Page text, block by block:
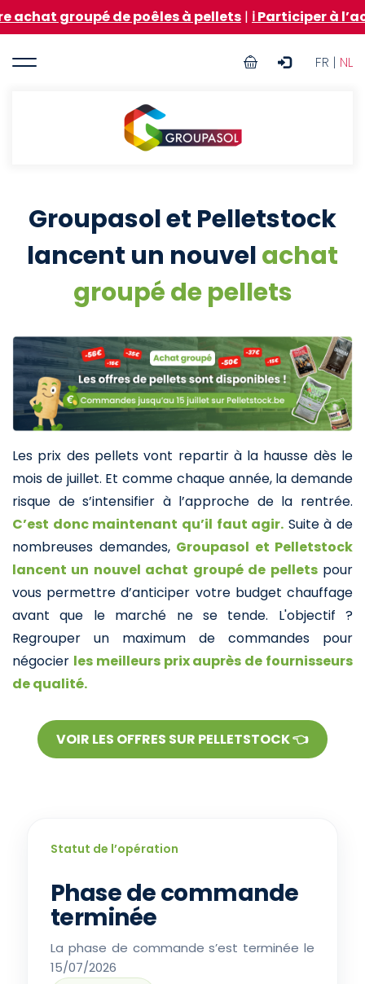
au
principal
de poêles à pellets| ℹ️ Participer à l’achat
FR | NL
User
Groupasol
Groupasol et Pelletstock
lancent un nouvelachat
groupé de pellets
Les prix des pellets vont repartir à la hausse dès le
mois de juillet. Et comme chaque année, la demande
risque de s’intensifier à l’approche de la rentrée.
C’est donc maintenant qu’il faut agir. Suite à de
nombreuses demandes, Groupasol et Pelletstock
lancent un nouvel achat groupé de pelletspour
vous permettre d’anticiper votre budget chauffage
avant que le marché ne se tende. L'objectif ?
Regrouper un maximum de commandes pour
négocier les meilleurs prix auprès de fournisseurs
de qualité.
VOIR LES OFFRES SUR PELLETSTOCK 👈
Statut de l’opération
Phase de commande
terminée
La phase de commande s’est terminée le
15/07/2026